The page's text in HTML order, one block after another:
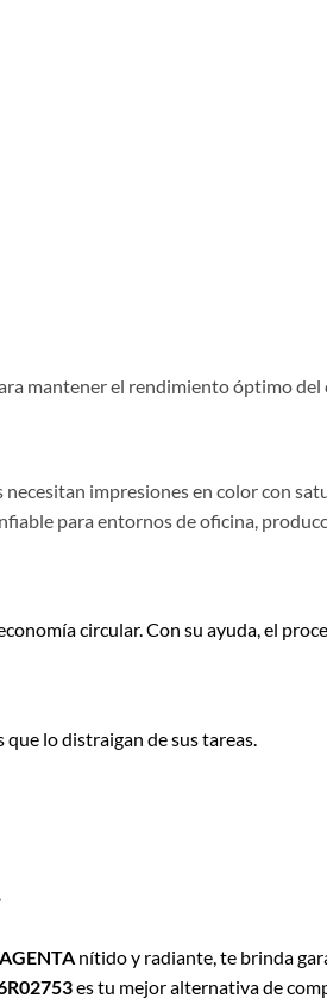
mantener el rendimiento óptimo del
necesitan impresiones en color con
para entornos de oficina,
circular. Con su ayuda, el
lo distraigan de sus tareas.
nítido y radiante, te brinda
es tu mejor alternativa de